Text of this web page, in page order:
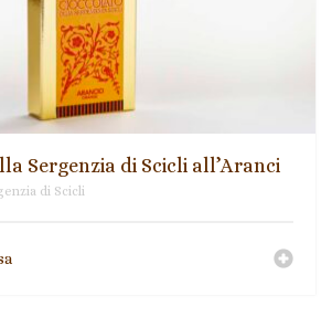
Sergenzia di Scicli all’Aranci
di Scicli